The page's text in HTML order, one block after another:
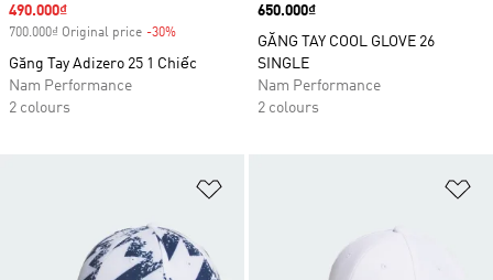
Sale price
490.000₫
700.000₫ Original price -30%
Găng Tay Adizero 25 1 Chiếc
Nam Performance
2 colours
Price
650.000₫
GĂNG TAY COOL GLOVE 26
SINGLE
Nam Performance
2 colours